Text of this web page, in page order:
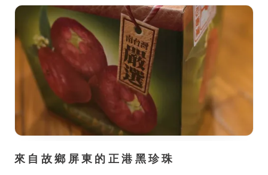
來自故鄉屏東的正港黑珍珠